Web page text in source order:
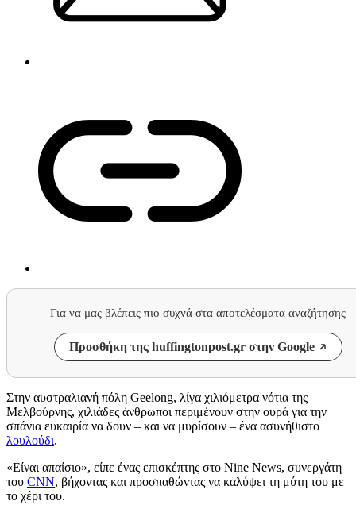
Για να μας βλέπεις πιο συχνά στα αποτελέσματα αναζήτησης
Προσθήκη της huffingtonpost.gr στην Google
Στην αυστραλιανή πόλη Geelong, λίγα χιλιόμετρα νότια της
Μελβούρνης, χιλιάδες άνθρωποι περιμένουν στην ουρά για την
σπάνια ευκαιρία να δουν – και να μυρίσουν – ένα ασυνήθιστο
λουλούδι.
«Είναι απαίσιο», είπε ένας επισκέπτης στο Nine News, συνεργάτη
του CNN, βήχοντας και προσπαθώντας να καλύψει τη μύτη του με
το χέρι του.